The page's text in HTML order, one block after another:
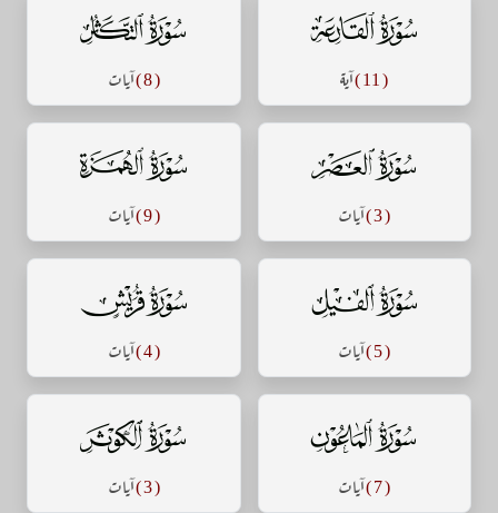
سورة القارعة
( 11 ) آية
سورة التكاثر
( 8 ) آيات
سورة العصر
( 3 ) آيات
سورة الهمزة
( 9 ) آيات
سورة الفيل
( 5 ) آيات
سورة قريش
( 4 ) آيات
سورة الماعون
( 7 ) آيات
سورة الكوثر
( 3 ) آيات